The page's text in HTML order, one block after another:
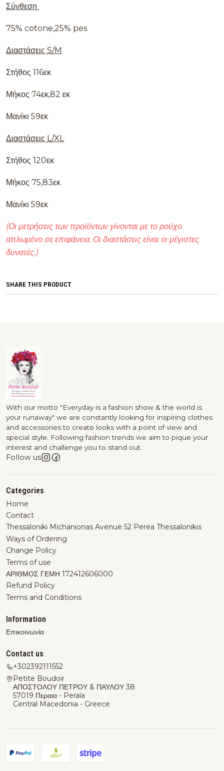
Σύνθεση
75% cotone,25% pes
Διαστάσεις S/M
Στήθος 116εκ
Μήκος 74εκ,82 εκ
Μανίκι 59εκ
Διαστάσεις L/XL
Στήθος 120εκ
Μήκος 75,83εκ
Μανίκι 59εκ
(Οι μετρήσεις των προϊόντων γίνονται με το ρούχο
απλωμένο σε επιφάνεια. Οι διαστάσεις είναι οι μέγιστες
δυνατές.)
SHARE THIS PRODUCT
With our motto "Everyday is a fashion show & the world is
your runaway" we are constantly looking for inspiring clothes
and accessories to create looks with a point of view and
special style. Following fashion trends we aim to pique your
interest and challenge you to stand out.
Follow us
Categories
Home
Contact
Thessaloniki Michanionas Avenue 52 Perea Thessalonikis
Ways of Ordering
Change Policy
Terms of use
ΑΡΙΘΜΟΣ ΓΕΜΗ 172412606000
Refund Policy
Terms and Conditions
Information
Επικοινωνία
Contact us
+302392111552
Petite Boudoir
ΑΠΟΣΤΟΛΟΥ ΠΕΤΡΟΥ & ΠΑΥΛΟΥ 38
57019 Περαια - Peraía
Central Macedonia - Greece